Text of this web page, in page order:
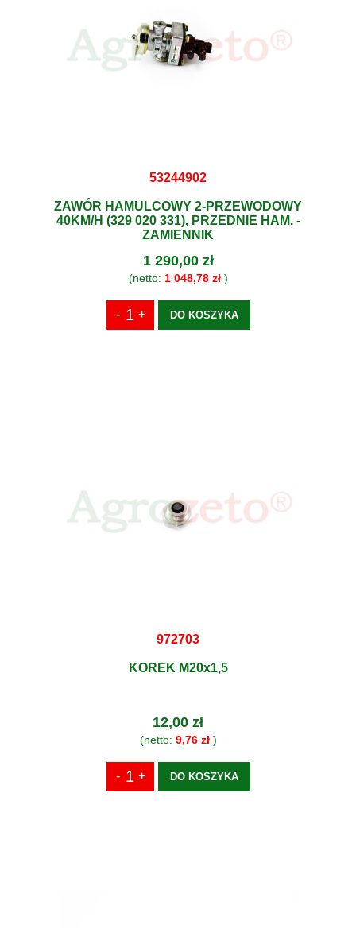
53244902
ZAWÓR HAMULCOWY 2-PRZEWODOWY
40KM/H (329 020 331), PRZEDNIE HAM. -
ZAMIENNIK
1 290,00 zł
(netto: 1 048,78 zł)
DO KOSZYKA
972703
KOREK M20x1,5
12,00 zł
(netto: 9,76 zł)
DO KOSZYKA